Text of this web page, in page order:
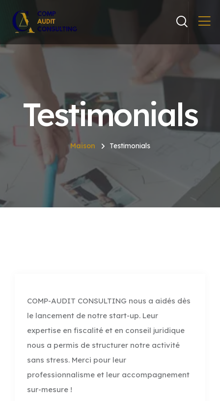
Testimonials
Maison Testimonials
COMP-AUDIT CONSULTING nous a aidés dès
le lancement de notre start-up. Leur
expertise en fiscalité et en conseil juridique
nous a permis de structurer notre activité
sans stress. Merci pour leur
professionnalisme et leur accompagnement
sur-mesure !